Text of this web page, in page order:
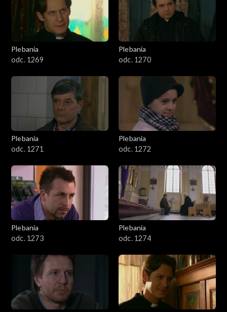
Plebania
odc. 1269
Plebania
odc. 1270
Plebania
odc. 1271
Plebania
odc. 1272
Plebania
odc. 1273
Plebania
odc. 1274